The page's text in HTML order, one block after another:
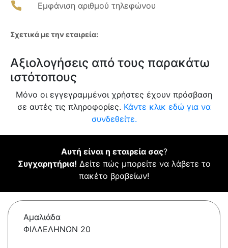
Εμφάνιση αριθμού τηλεφώνου
Σχετικά με την εταιρεία:
Αξιολογήσεις από τους παρακάτω
ιστότοπους
Μόνο οι εγγεγραμμένοι χρήστες έχουν πρόσβαση
σε αυτές τις πληροφορίες. Κάντε κλικ εδώ για να
συνδεθείτε.
Αυτή είναι η εταιρεία σας?
Συγχαρητήρια! Δείτε πώς μπορείτε να λάβετε το
πακέτο βραβείων!
Αμαλιάδα
ΦΙΛΛΕΛΗΝΩΝ 20